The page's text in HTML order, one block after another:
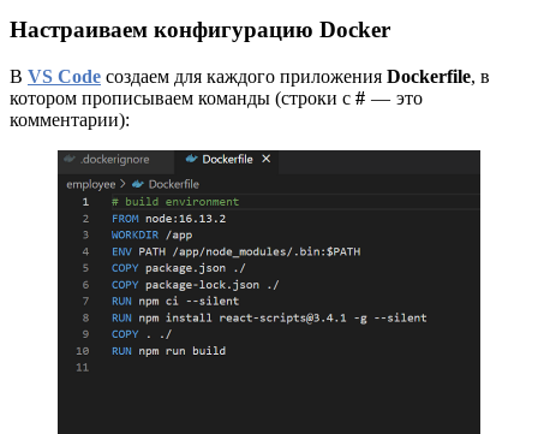
Настраиваем конфигурацию Docker
В VS Code создаем для каждого приложения Dockerfile, в
котором прописываем команды (строки с # — это
комментарии):